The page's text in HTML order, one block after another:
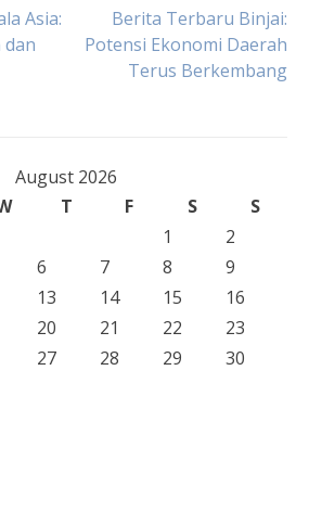
Asia:
Berita Terbaru Binjai:
Potensi Ekonomi Daerah
Terus Berkembang
August 2026
T F S
S
1
2
6 7 8
9
13 14 15
16
20 21 22
23
27 28 29
30